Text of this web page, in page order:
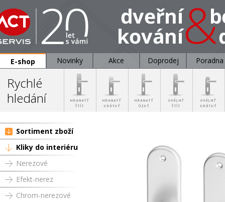
E-shop Novinky Akce Doprodej Poradna
Rychlé
hledání
Sortiment zboží
Kliky do interiéru
Nerezové
Efekt-nerez
Chrom-nerezové